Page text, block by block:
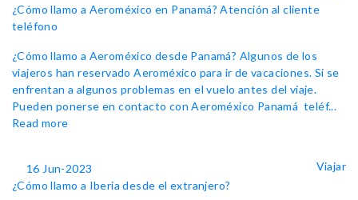
¿Cómo llamo a Aeroméxico en Panamá? Atención al cliente
teléfono
¿Cómo llamo a Aeroméxico desde Panamá? Algunos de los
viajeros han reservado Aeroméxico para ir de vacaciones. Si se
enfrentan a algunos problemas en el vuelo antes del viaje.
Pueden ponerse en contacto con Aeroméxico Panamá teléf...
Read more
16 Jun-2023
Viajar
¿Cómo llamo a Iberia desde el extranjero?